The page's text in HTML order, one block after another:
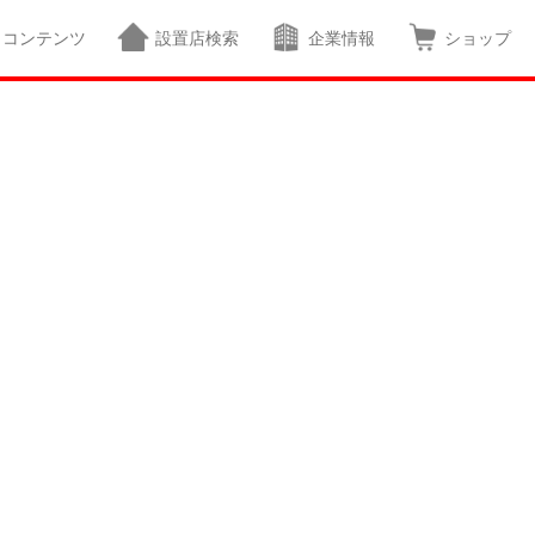
コンテンツ 設置店検索 企業情報 ショップ